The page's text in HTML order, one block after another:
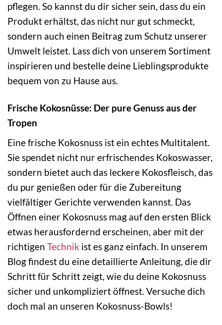
pflegen. So kannst du dir sicher sein, dass du ein
Produkt erhältst, das nicht nur gut schmeckt,
sondern auch einen Beitrag zum Schutz unserer
Umwelt leistet. Lass dich von unserem Sortiment
inspirieren und bestelle deine Lieblingsprodukte
bequem von zu Hause aus.
Frische Kokosnüsse: Der pure Genuss aus der
Tropen
Eine frische Kokosnuss ist ein echtes Multitalent.
Sie spendet nicht nur erfrischendes Kokoswasser,
sondern bietet auch das leckere Kokosfleisch, das
du pur genießen oder für die Zubereitung
vielfältiger Gerichte verwenden kannst. Das
Öffnen einer Kokosnuss mag auf den ersten Blick
etwas herausfordernd erscheinen, aber mit der
richtigen Technik ist es ganz einfach. In unserem
Blog findest du eine detaillierte Anleitung, die dir
Schritt für Schritt zeigt, wie du deine Kokosnuss
sicher und unkompliziert öffnest. Versuche dich
doch mal an unseren Kokosnuss-Bowls!